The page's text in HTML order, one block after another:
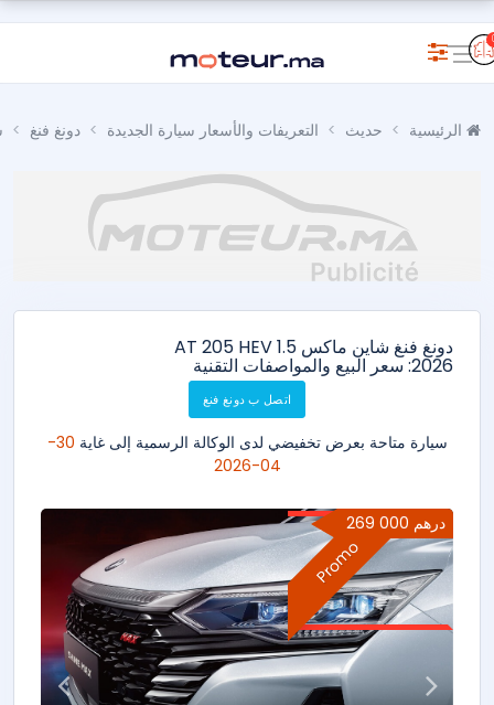
حديث التعريفات والأسعار سيارة الجديدة دونغ فنغ
دونغ فنغ شاين ماكس 1.5 AT 205 HEV
2026: سعر البيع والمواصفات التقنية
اتصل ب دونغ فنغ
سيارة متاحة بعرض تخفيضي لدى الوكالة الرسمية إلى غاية
30-
04-2026
Promo
269 000 درهم